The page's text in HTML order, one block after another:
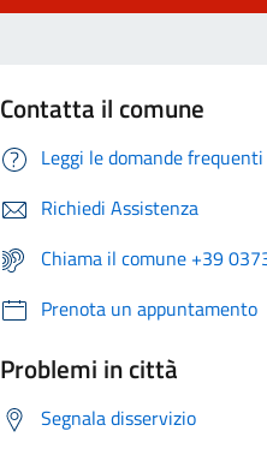
Contatta il comune
Leggi le domande frequenti
Richiedi Assistenza
Chiama il comune +39
Prenota un appuntamento
Problemi in città
Segnala disservizio